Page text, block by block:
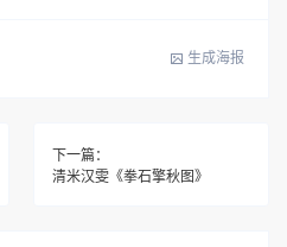
生成海报
下一篇：
清米汉雯《拳石擎秋图》